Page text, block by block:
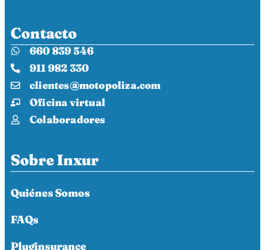
Contacto
660 839 546
911 982 330
clientes@motopoliza.com
Oficina virtual
Colaboradores
Sobre Inxur
Quiénes Somos
FAQs
Pluginsurance